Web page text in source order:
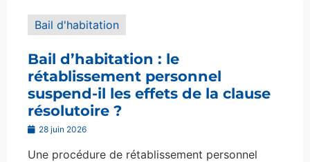
Bail d'habitation
Bail d’habitation : le
rétablissement personnel
suspend-il les effets de la clause
résolutoire ?
28 juin 2026
Une procédure de rétablissement personnel